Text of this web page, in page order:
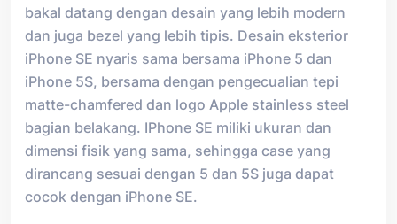
bakal datang dengan desain yang lebih modern
dan juga bezel yang lebih tipis. Desain eksterior
iPhone SE nyaris sama bersama iPhone 5 dan
iPhone 5S, bersama dengan pengecualian tepi
matte-chamfered dan logo Apple stainless steel
bagian belakang. IPhone SE miliki ukuran dan
dimensi fisik yang sama, sehingga case yang
dirancang sesuai dengan 5 dan 5S juga dapat
cocok dengan iPhone SE.